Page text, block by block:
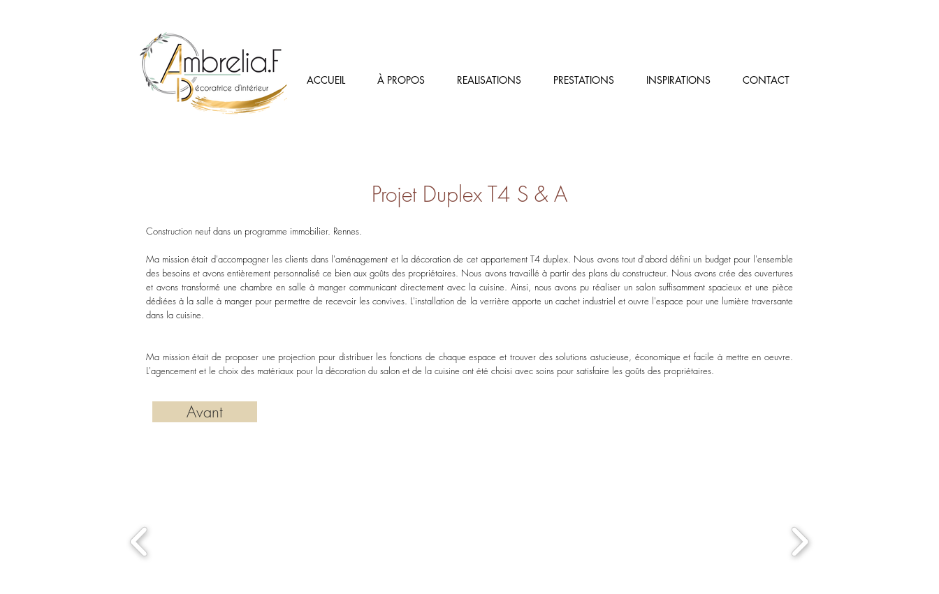
ACCUEIL À PROPOS REALISATIONS PRESTATIONS INSPIRATIONS CONTACT
Projet Duplex T4 S & A
Construction neuf dans un programme immobilier. Rennes.
Ma mission était d'accompagner les clients dans l'aménagement et la décoration de cet appartementT4 duplex. Nous avons tout d'abord défini un budget pour l'ensemble
des besoins et avonsentièrement personnalisé ce bien aux goûts des propriétaires. Nous avons travaillé à partir des plans du constructeur. Nous avons crée des ouvertures
et avons transformé une chambre en salle à manger communicant directement avec la cuisine. Ainsi, nous avons pu réaliser un salon suffisamment spacieux et une pièce
dédiées à la salle à manger pour permettre de recevoir les convives. L'installation de la verrière apporte un cachet industriel et ouvre l'espace pour une lumière traversante
dans la cuisine.
Ma mission était de proposer une projection pour distribuer les fonctions de chaque espace et trouver des solutions astucieuse, économique et facile à mettre en oeuvre.
L'agencement et le choix des matériaux pour la décoration du salon et de la cuisine ont été choisi avec soins pour satisfaire les goûts des propriétaires.
Avant